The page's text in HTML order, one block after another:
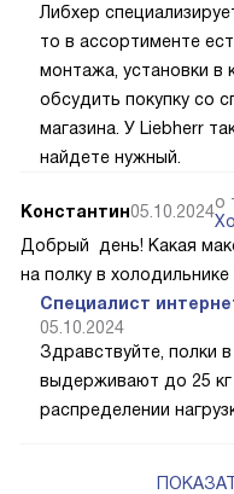
Либхер
то в ассортименте
монтажа, установки в
обсудить покупку со
магазина. У Liebherr
найдете нужный.
Константин05.10.2024о
Добрый день! Какая
на полку в
Специалист
05.10.2024
Здравствуйте, полки
выдерживают до 25
распределении